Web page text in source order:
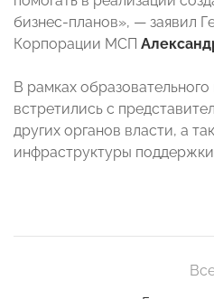
бизнес-планов», — заявил
Корпорации МСП
В рамках
встретились с
других органов власти, а
инфраструктуры